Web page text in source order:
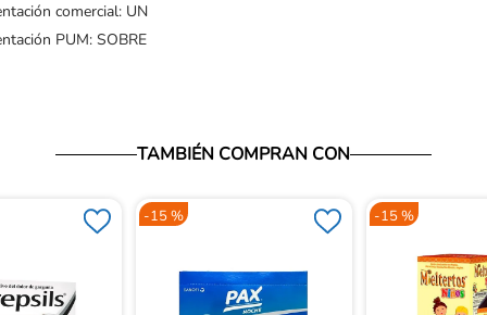
comercial: UN
PUM: SOBRE
TAMBIÉN COMPRAN CON
-15 % -15 %